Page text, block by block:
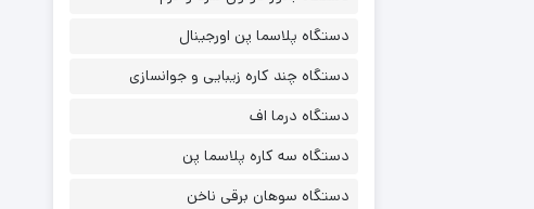
دستگاه پلاسما پن اورجینال
دستگاه چند کاره زیبایی و جوانسازی
دستگاه درما اف
دستگاه سه کاره پلاسما پن
دستگاه سوهان برقی ناخن